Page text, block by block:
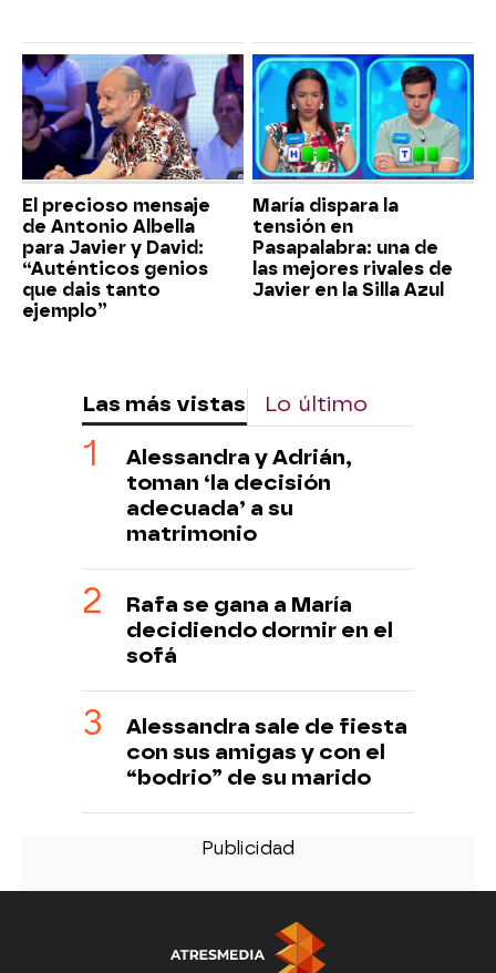
El precioso mensaje
de Antonio Albella
para Javier y David:
“Auténticos genios
que dais tanto
ejemplo”
María dispara la
tensión en
Pasapalabra: una de
las mejores rivales de
Javier en la Silla Azul
Las más vistas Lo último
Alessandra y Adrián,
toman ‘la decisión
adecuada’ a su
matrimonio
Rafa se gana a María
decidiendo dormir en el
sofá
Alessandra sale de fiesta
con sus amigas y con el
“bodrio” de su marido